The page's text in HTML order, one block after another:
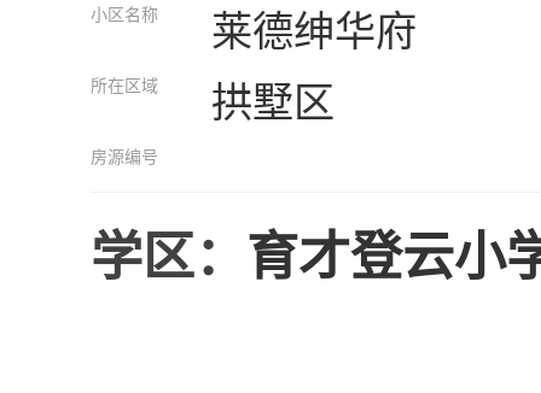
小区名称 莱德绅华府
所在区域 拱墅区
房源编号
学区： 育才登云小